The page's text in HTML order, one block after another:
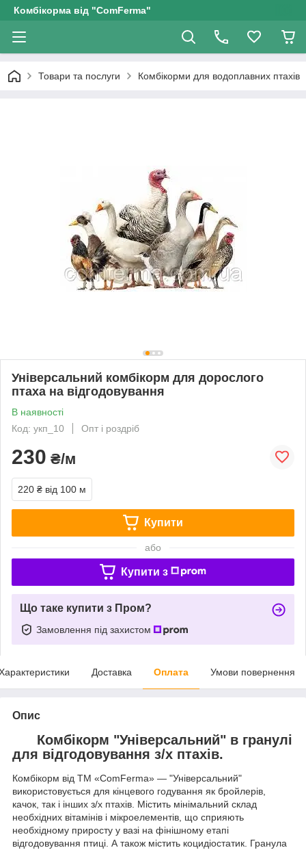
Комбікорма від "ComFerma"
Товари та послуги Комбікорми для водоплавних птахів
Універсальний комбікорм для дорослого
птаха на відгодовування
В наявності
Код: укп_10
Опт і роздріб
230 ₴/м
220 ₴ від 100 м
Купити
або
Купити з
Що таке купити з Пром?
Замовлення під захистом
Доставка Оплата Умови повернення
Опис
Комбікорм "Універсальний" в гранулі
для відгодовування з/х птахів.
Комбікорм від ТМ «ComFerma» — "Універсальний"
використовується для кінцевого годування як бройлерів,
качок, так і інших з/х птахів. Містить мінімальний склад
необхідних вітамінів і мікроелементів, що сприяють
необхідному приросту у вазі на фінішному етапі
відгодовування птиці. А також містить коцидіостатик. Гранула